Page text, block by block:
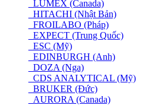
LUMEX (Canada)
HITACHI (Nhật Bản)
FROILABO (Pháp)
EXPECT (Trung Quốc)
ESC (Mỹ)
EDINBURGH (Anh)
DOZA (Nga)
CDS ANALYTICAL (Mỹ)
BRUKER (Đức)
AURORA (Canada)